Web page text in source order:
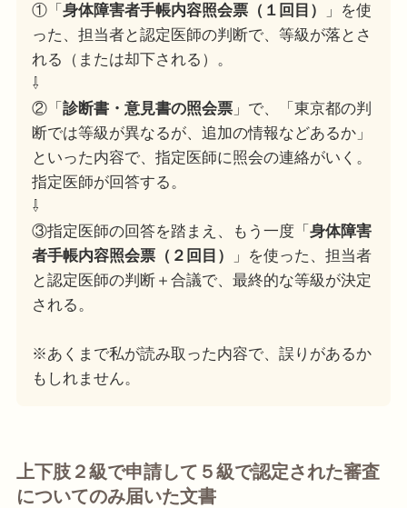
①「 身体障害者手帳内容照会票（１回目）
」を使
った、担当者と認定医師の判断で、等級が落とさ
れる（または却下される）。
⇩
②「 診断書・意見書の照会票」で、「東京都の判
断では等級が異なるが、追加の情報などあるか」
といった内容で、指定医師に照会の連絡がいく。
指定医師が回答する。
⇩
③指定医師の回答を踏まえ、もう一度「 身体障害
者手帳内容照会票（２回目）
」を使った、担当者
と認定医師の判断＋合議で、最終的な等級が決定
される。
※あくまで私が読み取った内容で、誤りがあるか
もしれません。
上下肢２級で申請して５級で認定された審査
についてのみ届いた文書